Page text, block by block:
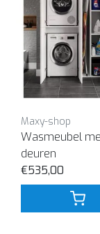
Maxy-shop
Wasmeubel
deuren
€535,00